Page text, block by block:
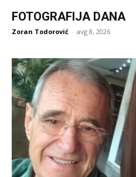
FOTOGRAFIJA DANA
Zoran Todorović - avg 8, 2026